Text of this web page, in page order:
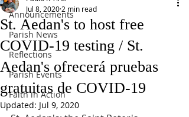
Announcements
Parish News
Reflections
Parish Events
Faith in Action
St. Aedan's to host free
COVID-19 testing / St.
Aedan's ofrecerá pruebas
gratuitas de COVID-19
Jul 8, 2020 2 min read
Updated: Jul 9, 2020